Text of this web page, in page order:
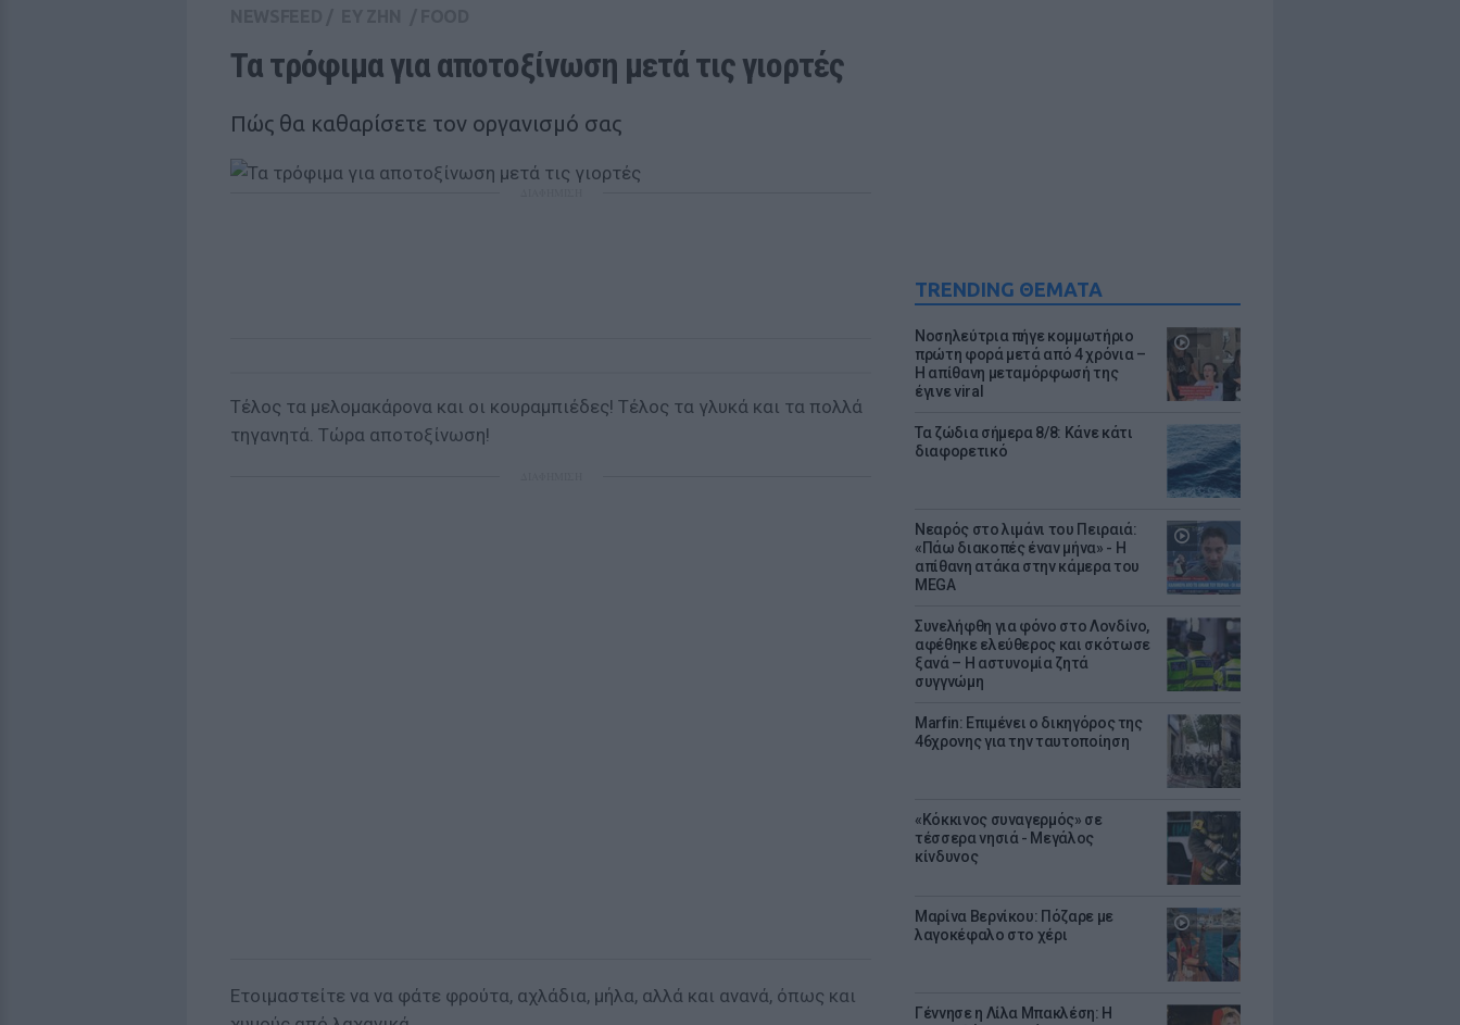
TRENDING ΘΕΜΑΤΑ
Νοσηλεύτρια πήγε κομμωτήριο
πρώτη φορά μετά από 4 χρόνια –
Η απίθανη μεταμόρφωσή της
έγινε viral
Τα ζώδια σήμερα 8/8: Κάνε κάτι
διαφορετικό
Νεαρός στο λιμάνι του Πειραιά:
«Πάω διακοπές έναν μήνα» - Η
απίθανη ατάκα στην κάμερα του
MEGA
Συνελήφθη για φόνο στο Λονδίνο,
αφέθηκε ελεύθερος και σκότωσε
ξανά – Η αστυνομία ζητά
συγγνώμη
Marfin: Επιμένει ο δικηγόρος της
46χρονης για την ταυτοποίηση
«Κόκκινος συναγερμός» σε
τέσσερα νησιά - Μεγάλος
κίνδυνος
Μαρίνα Βερνίκου: Πόζαρε με
λαγοκέφαλο στο χέρι
Γέννησε η Λίλα Μπακλέση: Η
Τα τρόφιμα για αποτοξίνωση μετά τις γιορτές
Πώς θα καθαρίσετε τον οργανισμό σας
Tέλος τα μελομακάρονα και οι κουραμπιέδες! Τέλος τα γλυκά και τα πολλά
τηγανητά. Τώρα αποτοξίνωση!
Ετοιμαστείτε να να φάτε φρούτα, αχλάδια, μήλα, αλλά και ανανά, όπως και